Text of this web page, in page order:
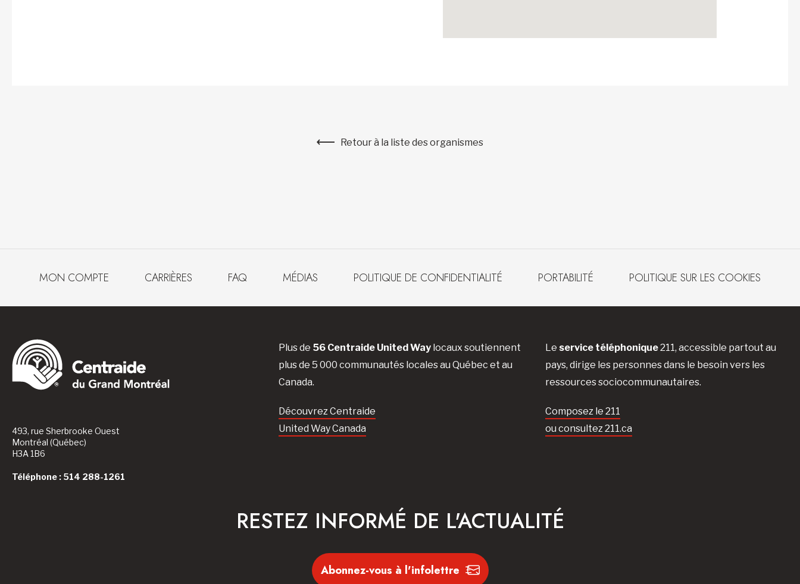
Retour à la liste des organismes
MON COMPTE CARRIÈRES FAQ MÉDIAS POLITIQUE DE CONFIDENTIALITÉ PORTABILITÉ POLITIQUE SUR LES COOKIES
493, rue Sherbrooke Ouest
Montréal (Québec)
H3A 1B6
Téléphone : 514 288-1261
Plus de 56 Centraide United Waylocaux soutiennent
plus de 5 000 communautés locales au Québec et au
Canada.
Découvrez Centraide
United Way Canada
Le service téléphonique211, accessible partout au
pays, dirige les personnes dans le besoin vers les
ressources sociocommunautaires.
Composez le 211
ou consultez 211.ca
RESTEZ INFORMÉ DE L'ACTUALITÉ
Abonnez-vous à l'infolettre